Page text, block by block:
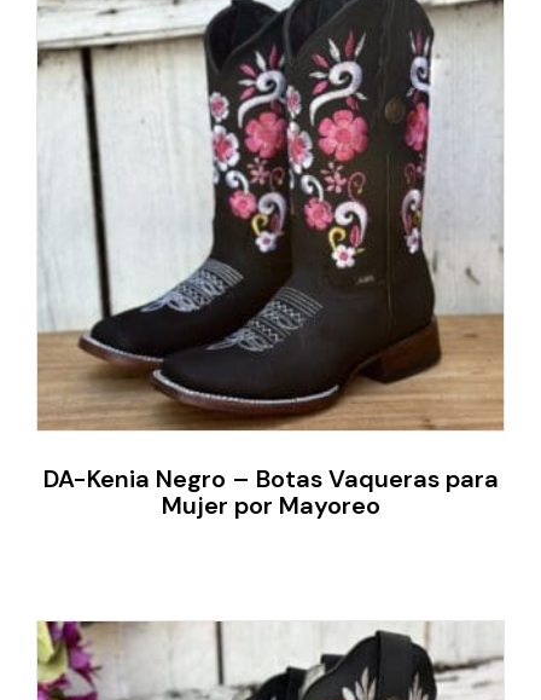
DA-Kenia Negro – Botas Vaqueras para
Mujer por Mayoreo